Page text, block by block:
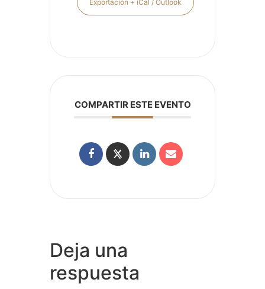
Exportación + iCal / Outlook
COMPARTIR ESTE EVENTO
Deja una
respuesta